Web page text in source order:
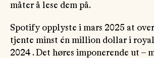
måter å lese dem på.
Spotify opplyste i mars 2025 at
tjente minst én million dollar i
2024 . Det høres imponerende ut –